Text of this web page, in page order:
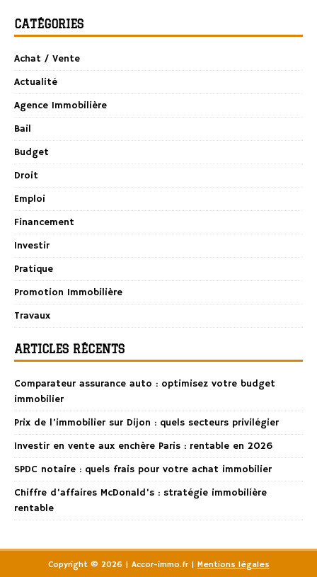
CATÉGORIES
Achat / Vente
Actualité
Agence Immobilière
Bail
Budget
Droit
Emploi
Financement
Investir
Pratique
Promotion Immobilière
Travaux
ARTICLES RÉCENTS
Comparateur assurance auto : optimisez votre budget
immobilier
Prix de l’immobilier sur Dijon : quels secteurs privilégier
Investir en vente aux enchère Paris : rentable en 2026
SPDC notaire : quels frais pour votre achat immobilier
Chiffre d’affaires McDonald’s : stratégie immobilière
rentable
Copyright © 2026 | Accor-immo.fr | Mentions légales